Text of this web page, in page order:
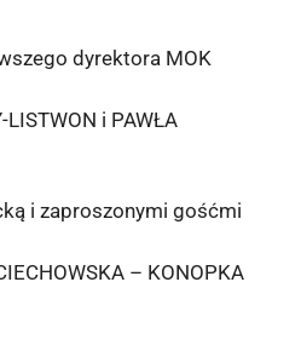
dyrektora MOK
i PAWŁA
i zaproszonymi gośćmi
– KONOPKA